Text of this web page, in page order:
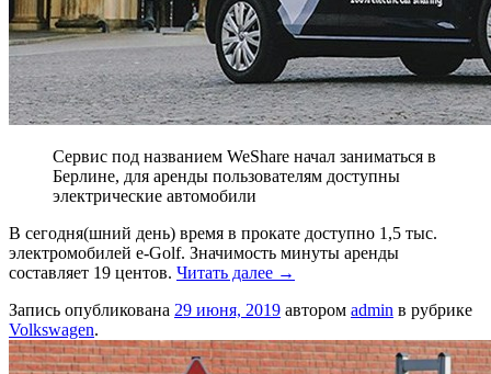
Сервис под названием WeShare начал заниматься в
Берлине, для аренды пользователям доступны
электрические автомобили
В сегодня(шний день) время в прокате доступно 1,5 тыс.
электромобилей e-Golf. Значимость минуты аренды
составляет 19 центов. Читать далее →
Запись опубликована 29 июня, 2019 автором admin в рубрике
Volkswagen.